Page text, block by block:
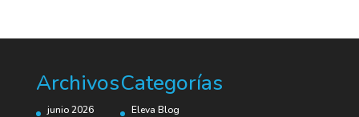
Archivos
junio 2026
Categorías
Eleva Blog